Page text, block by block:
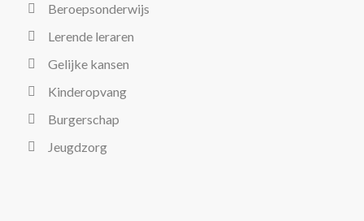
Beroepsonderwijs
Lerende leraren
Gelijke kansen
Kinderopvang
Burgerschap
Jeugdzorg